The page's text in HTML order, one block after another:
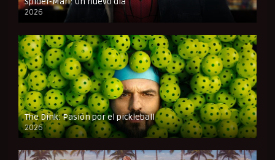
2026
CAM
The Dink: Pasión por el pickleball
2026
FULL HD